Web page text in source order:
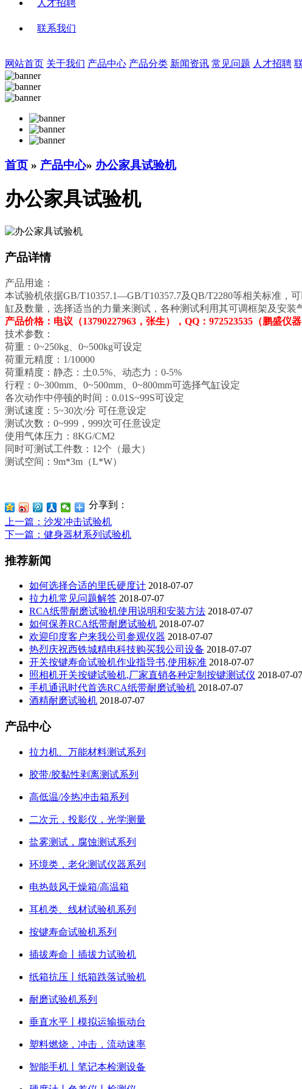
人才招聘
联系我们
网站首页 关于我们 产品中心 产品分类 新闻资讯 常见问题 人才招聘
首页 » 产品中心» 办公家具试验机
办公家具试验机
产品详情
产品用途：
本试验机依据GB/T10357.1—GB/T10357.7及QB/T2280等相关标准
缸及数量，选择适当的力量来测试，各种测试利用其可调框架及安
产品价格：电议（13790227963，张生），QQ：972523535（鹏盛仪器
技术参数：
荷重：0~250kg、0~500kg可设定
荷重元精度：1/10000
荷重精度：静态：土0.5%、动态力：0-5%
行程：0~300mm、0~500mm、0~800mm可选择气缸设定
各次动作中停顿的时间：0.01S~99S可设定
测试速度：5~30次/分 可任意设定
测试次数：0~999，999次可任意设定
使用气体压力：8KG/CM2
同时可测试工件数：12个（最大）
测试空间：9m*3m（L*W）
分享到：
上一篇 ：沙发冲击试验机
下一篇 ：健身器材系列试验机
推荐新闻
如何选择合适的里氏硬度计 2018-07-07
拉力机常见问题解答 2018-07-07
RCA纸带耐磨试验机使用说明和安装方法 2018-07-07
如何保养RCA纸带耐磨试验机 2018-07-07
欢迎印度客户来我公司参观仪器 2018-07-07
热烈庆祝西铁城精电科技购买我公司设备 2018-07-07
开关按键寿命试验机作业指导书,使用标准 2018-07-07
照相机开关按键试验机,厂家直销各种定制按键测试仪 2018-07-07
手机通讯时代首选RCA纸带耐磨试验机 2018-07-07
酒精耐磨试验机 2018-07-07
产品中心
拉力机、万能材料测试系列
胶带/胶黏性剥离测试系列
高低温/冷热冲击箱系列
二次元，投影仪，光学测量
盐雾测试，腐蚀测试系列
环境类，老化测试仪器系列
电热鼓风干燥箱/高温箱
耳机类、线材试验机系列
按键寿命试验机系列
插拔寿命丨插拔力试验机
纸箱抗压丨纸箱跌落试验机
耐磨试验机系列
垂直水平丨模拟运输振动台
塑料燃烧，冲击，流动速率
智能手机丨笔记本检测设备